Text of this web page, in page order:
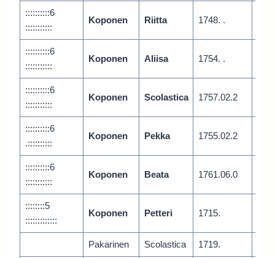
::::::::::6
:::::::::::
Koponen Riitta 1748. .
::::::::::6
:::::::::::
Koponen Aliisa 1754. .
::::::::::6
:::::::::::
Koponen Scolastica 1757.02.2
::::::::::6
.::::::::::
Koponen Pekka 1755.02.2
::::::::::6
:::::::::::
Koponen Beata 1761.06.0
::::::::5
:::::::::::::
Koponen Petteri 1715.
Pakarinen Scolastica 1719.